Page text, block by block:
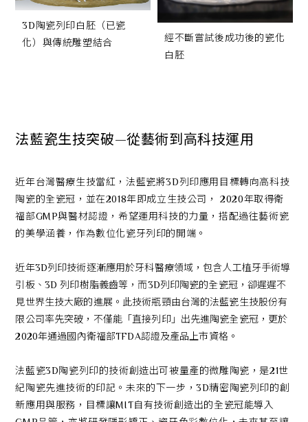
3D陶瓷列印白胚（已瓷
化）與傳統雕塑結合
經不斷嘗試後成功後的瓷化
白胚
法藍瓷生技突破—從藝術到高科技運用
近年台灣醫療生技當紅，法藍瓷將3D列印應用目標轉向高科技
陶瓷的全瓷冠，並在2018年即成立生技公司， 2020年取得衛
福部GMP與醫材認證，希望運用科技的力量，搭配過往藝術瓷
的美學涵養，作為數位化瓷牙列印的開端。
近年3D列印技術逐漸應用於牙科醫療領域，包含人工植牙手術導
引板、3D 列印樹脂義齒等，而3D列印陶瓷的全瓷冠，卻遲遲不
見世界生技大廠的進展。此技術瓶頸由台灣的法藍瓷生技股份有
限公司率先突破，不僅能「直接列印」出先進陶瓷全瓷冠，更於
2020年通過國內衛福部TFDA認證及產品上市資格。
法藍瓷3D陶瓷列印的技術創造出可被量產的微雕陶瓷，是21世
紀陶瓷先進技術的印記。未來的下一步，3D精密陶瓷列印的創
新應用與服務，目標讓MIT自有技術創造出的全瓷冠能導入